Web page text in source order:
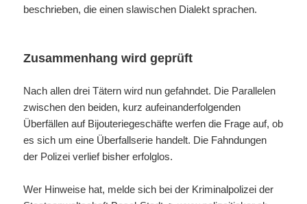
beschrieben, die einen slawischen Dialekt sprachen.
Zusammenhang wird geprüft
Nach allen drei Tätern wird nun gefahndet. Die Parallelen
zwischen den beiden, kurz aufeinanderfolgenden
Überfällen auf Bijouteriegeschäfte werfen die Frage auf, ob
es sich um eine Überfallserie handelt. Die Fahndungen
der Polizei verlief bisher erfolglos.
Wer Hinweise hat, melde sich bei der Kriminalpolizei der